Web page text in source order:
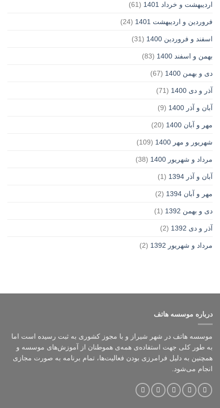
اردیبهشت و خرداد 1401 (61)
فروردین و اردیبهشت 1401 (24)
اسفند و فروردین 1400 (31)
بهمن و اسفند 1400 (83)
دی و بهمن 1400 (67)
آذر و دی 1400 (71)
آبان و آذر 1400 (9)
مهر و آبان 1400 (20)
شهریور و مهر 1400 (109)
مرداد و شهریور 1400 (38)
آبان و آذر 1394 (1)
مهر و آبان 1394 (2)
دی و بهمن 1392 (1)
آذر و دی 1392 (2)
مرداد و شهریور 1392 (2)
درباره موسسه هاتف
موسسه هاتف در شهر شیراز و با مجوز کشوری به ثبت رسیده است اما
به طور کلی جهت استفاده‌ی همه‌ی هموطنان از آموزش‌های موسسه و
همچنین به دلیل فرامرزی بودن فعالیت‌ها، تمام برنامه به صورت مجازی
انجام می‌شود.